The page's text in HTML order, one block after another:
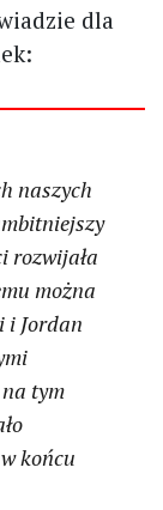
dla
naszych
rozwijała
można
i Jordan
tym
końcu